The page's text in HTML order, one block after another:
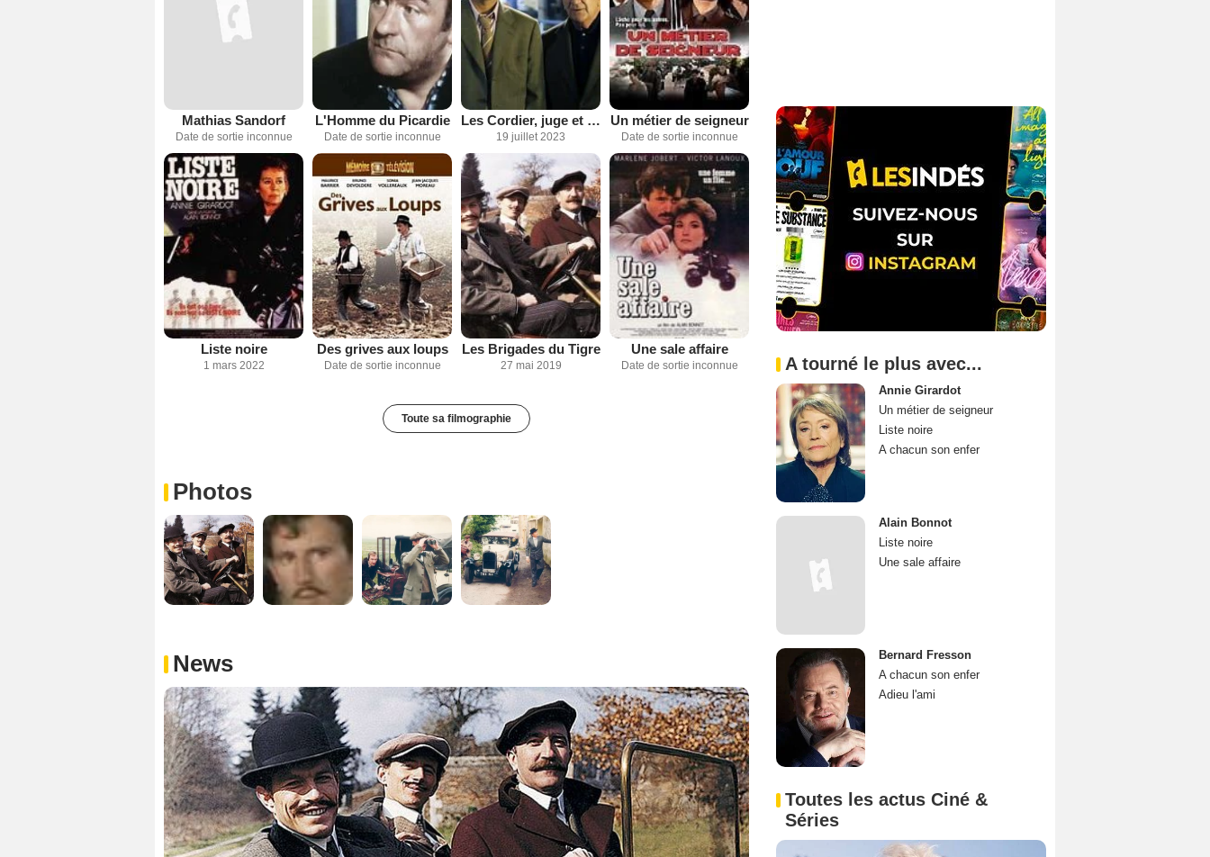
Mathias Sandorf
Date de sortie inconnue
L'Homme du Picardie
Date de sortie inconnue
Les Cordier, juge et flic
19 juillet 2023
Un métier de seigneur
Date de sortie inconnue
Liste noire
1 mars 2022
Des grives aux loups
Date de sortie inconnue
Les Brigades du Tigre
27 mai 2019
Une sale affaire
Date de sortie inconnue
Toute sa filmographie
Photos
News
A tourné le plus avec...
Annie Girardot
Un métier de seigneur
Liste noire
A chacun son enfer
Alain Bonnot
Liste noire
Une sale affaire
Bernard Fresson
A chacun son enfer
Adieu l'ami
Toutes les actus Ciné &
Séries